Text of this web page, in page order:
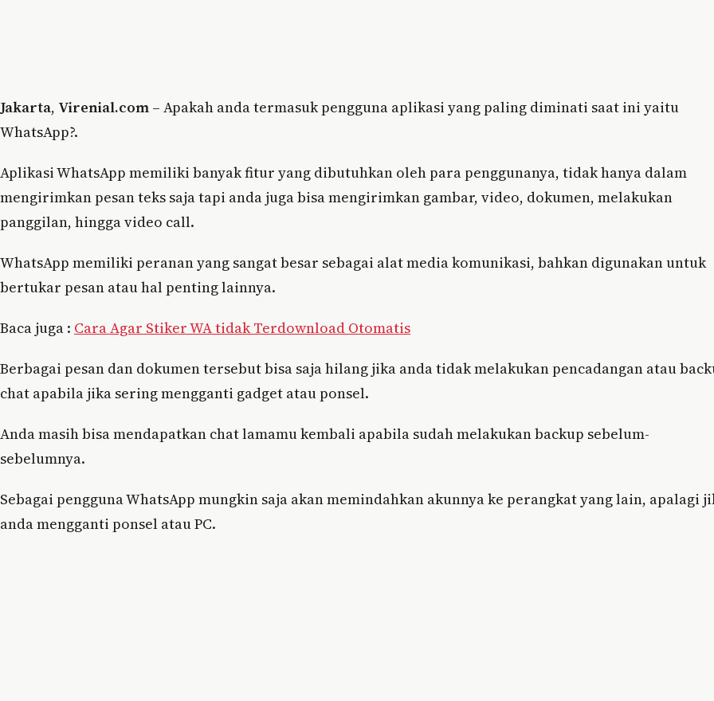
Jakarta, Virenial.com – Apakah anda termasuk pengguna aplikasi yang paling diminati saat ini yaitu
WhatsApp?.
Aplikasi WhatsApp memiliki banyak fitur yang dibutuhkan oleh para penggunanya, tidak hanya dalam
mengirimkan pesan teks saja tapi anda juga bisa mengirimkan gambar, video, dokumen, melakukan
panggilan, hingga video call.
WhatsApp memiliki peranan yang sangat besar sebagai alat media komunikasi, bahkan digunakan untuk
bertukar pesan atau hal penting lainnya.
Baca juga : Cara Agar Stiker WA tidak Terdownload Otomatis
Berbagai pesan dan dokumen tersebut bisa saja hilang jika anda tidak melakukan pencadangan atau
chat apabila jika sering mengganti gadget atau ponsel.
Anda masih bisa mendapatkan chat lamamu kembali apabila sudah melakukan backup sebelum-
sebelumnya.
Sebagai pengguna WhatsApp mungkin saja akan memindahkan akunnya ke perangkat yang lain, apalagi
anda mengganti ponsel atau PC.